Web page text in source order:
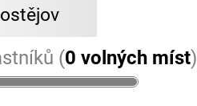
(0 volných míst)